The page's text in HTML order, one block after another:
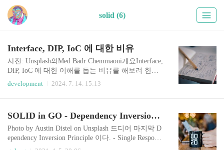
solid (6)
Interface, DIP, IoC 에 대한 비유
사진: Unsplash의Med Badr Chemmaoui개요Interface,
DIP, IoC 에 대한 이해를 돕는 비유를 해보려 한다.
한 줄 정의인터페이스(Interface): 객체 간의 상호 작
용을 정의하는 추상 타입으로, 구현 세부 사항을 숨
지 않고, 둘 다 추상화에 의존하도록 하는 설계 원
칙이다.IoC(Inversion of Control): 객체의 생성과 의
존성 주입을 외부 컨테이너나 프레임워크에 맡겨
development 2024. 7. 14. 15:13
SOLID in GO - Dependency Inversion Principle
Photo by Austin Distel on Unsplash 드디어 마지막 D
ependency Inversion Principle 이다. - Single Responsi
bility Principle - Open/Closed Principle - Liskov Subst